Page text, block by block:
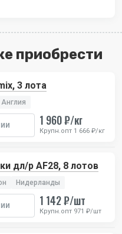
приобрести
3 лота
Англия
1 960 ₽/кг
Крупн.опт 1 666 ₽/кг
дл/р AF28, 8 лотов
Нидерланды
1 142 ₽/шт
Крупн.опт 971 ₽/шт